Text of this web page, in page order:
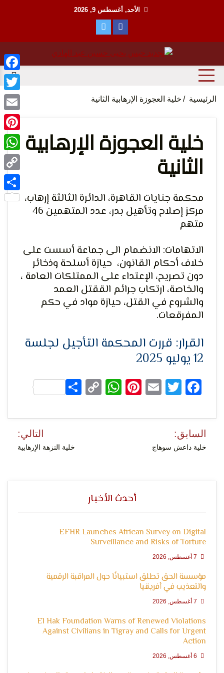
الأحد, أغسطس 9, 2026
الحق
لحرية
الرأي
التعبير
وحقوق
منظمة حقوقية مصرية تدافع عن حقوق الانسان
الرئيسية خلية العجوزة الإرهابية الثانية
خلية العجوزة الإرهابية
الثانية
محكمة جنايات القاهرة، الدائرة الثالثة إرهاب،
مركز إصلاح وتأهيل بدر، عدد المتهمين 46
متهم
الاتهامات: الانضمام الى جماعة أسست على
خلاف أحكام القانون، حيازة أسلحة وذخائر
دون تصريح، الإعتداء على الممتلكات العامة ،
والخاصة، ارتكاب جرائم الققتل العمد
والشروع في القتل، حيازة مواد في حكم
المفرقعات.
القرار: قررت المحكمة التأجيل لجلسة
12 يوليو 2025
Facebook
Twitter
Email
Pinterest
WhatsApp
Copy
Share
تصفّح
المقالات
السابق:
خلية داعش سوهاج
التالي:
خلية النزهة الإرهابية
أحدث الأخبار
EFHR Launches African Survey on Digital
Surveillance and Risks of Torture
مؤسسة الحق تطلق استبيانًا حول المراقبة الرقمية
والتعذيب في أفريقيا
El Hak Foundation Warns of Renewed Violations
Against Civilians in Tigray and Calls for Urgent
Action
Email
Copy
Link